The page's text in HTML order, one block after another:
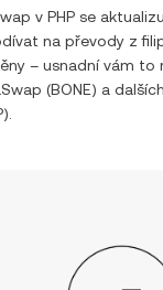
v PHP se
na převody z
– usnadní vám
(BONE) a
).